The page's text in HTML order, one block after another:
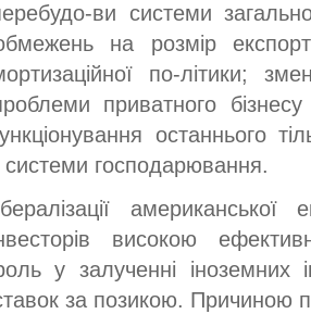
ви системи
обмежень на розмір
по-літики;
приватного
останнього
господарювання.
американської
високою
у залученні іноземних
за позикою. Причиною